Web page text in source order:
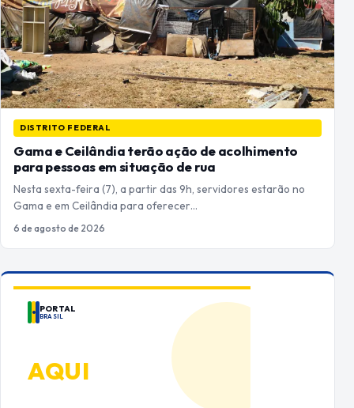
DISTRITO FEDERAL
Gama e Ceilândia terão ação de acolhimento
para pessoas em situação de rua
Nesta sexta-feira (7), a partir das 9h, servidores estarão no
Gama e em Ceilândia para oferecer…
6 de agosto de 2026
PORTAL
BRASIL
AQUI